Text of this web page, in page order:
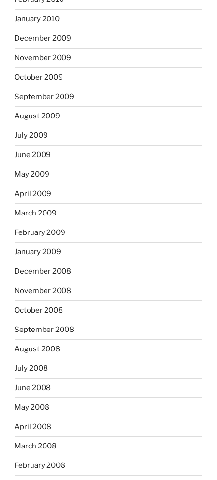
January 2010
December 2009
November 2009
October 2009
September 2009
August 2009
July 2009
June 2009
May 2009
April 2009
March 2009
February 2009
January 2009
December 2008
November 2008
October 2008
September 2008
August 2008
July 2008
June 2008
May 2008
April 2008
March 2008
February 2008